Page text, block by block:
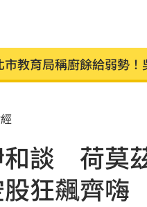
鎮發錢了！符資格每人
視預算遭刪凍10.2億 卓
買Kia先看這篇！8月祭超
貸同堂玩槓桿！銀行點名2
和談 荷莫
狂飆齊嗨